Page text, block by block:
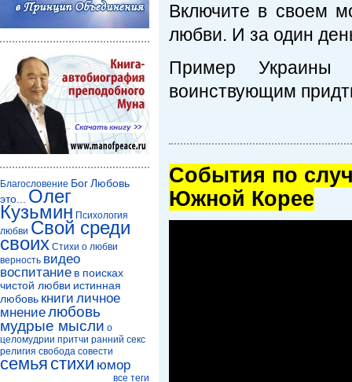
Включите в своем
любви. И за один
Пример
воинствующим
Cобытия по
Южной Корее
Благословение БогЛюбовь
это...
Олег
Кузьмин Психология
любви Свой среди
своих Стихи о любви
верность видео
воспитание в поисках
чистой любви истинная
любовь книги личное
мнениелюбовь
мудрые мысли о
целомудрии притчи ранний секс
религия свобода совести
семья стихи юмор
все теги